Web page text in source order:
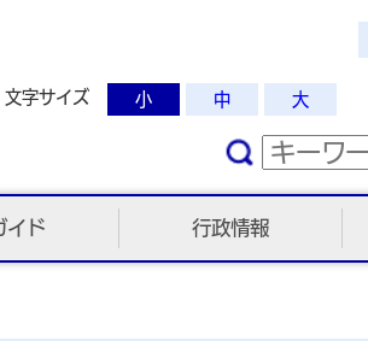
文字サイズ 小 中 大
イド 行政情報